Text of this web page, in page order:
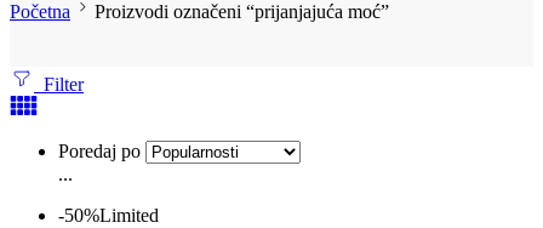
Početna Proizvodi označeni “prijanjajuća moć”
Filter
Poredaj po
...
-50%Limited